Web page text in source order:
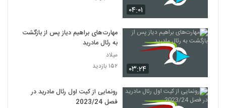
۰۴:۰۱
۰۳:۲۴
مهارت‌های براهیم دیاز پس از بازگشت
به رئال مادرید
میلاد
۱۵۲ بازدید
رونمایی از کیت اول رئال مادرید در
فصل 2023/24